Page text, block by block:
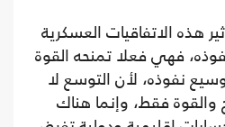
هذه الاتفاقيات العسكرية
فهي فعلا تمنحه القوة
نفوذه، لأن التوسع لا
فقط، وإنما هناك